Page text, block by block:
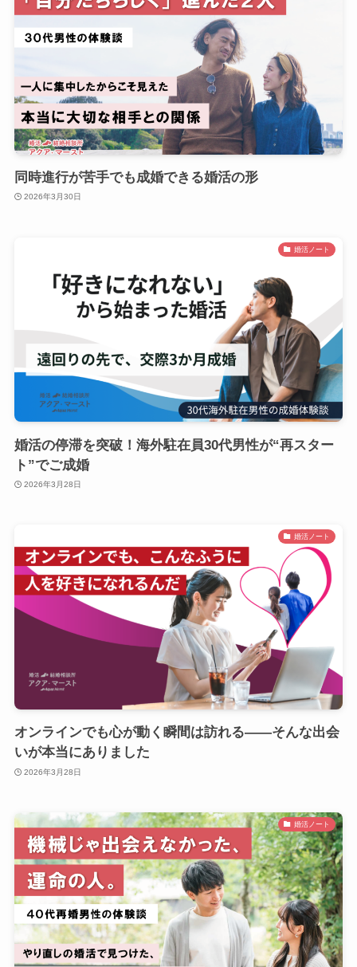
同時進行が苦手でも成婚できる婚活の形
2026年3月30日
婚活ノート
婚活の停滞を突破！海外駐在員30代男性が“再スター
ト”でご成婚
2026年3月28日
婚活ノート
オンラインでも心が動く瞬間は訪れる――そんな出会
いが本当にありました
2026年3月28日
婚活ノート